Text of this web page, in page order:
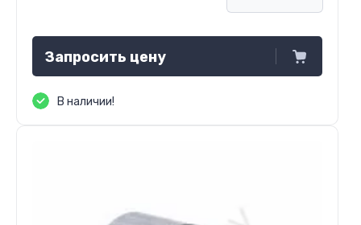
Запросить цену
В наличии!